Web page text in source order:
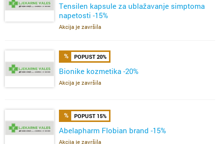
Tensilen kapsule za ublažavanje simptoma
napetosti -15%
Akcija je završila
POPUST 20%
Bionike kozmetika -20%
Akcija je završila
POPUST 15%
Abelapharm Flobian brand -15%
Akcija je završila